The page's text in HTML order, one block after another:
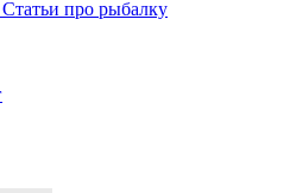
про рыбалку